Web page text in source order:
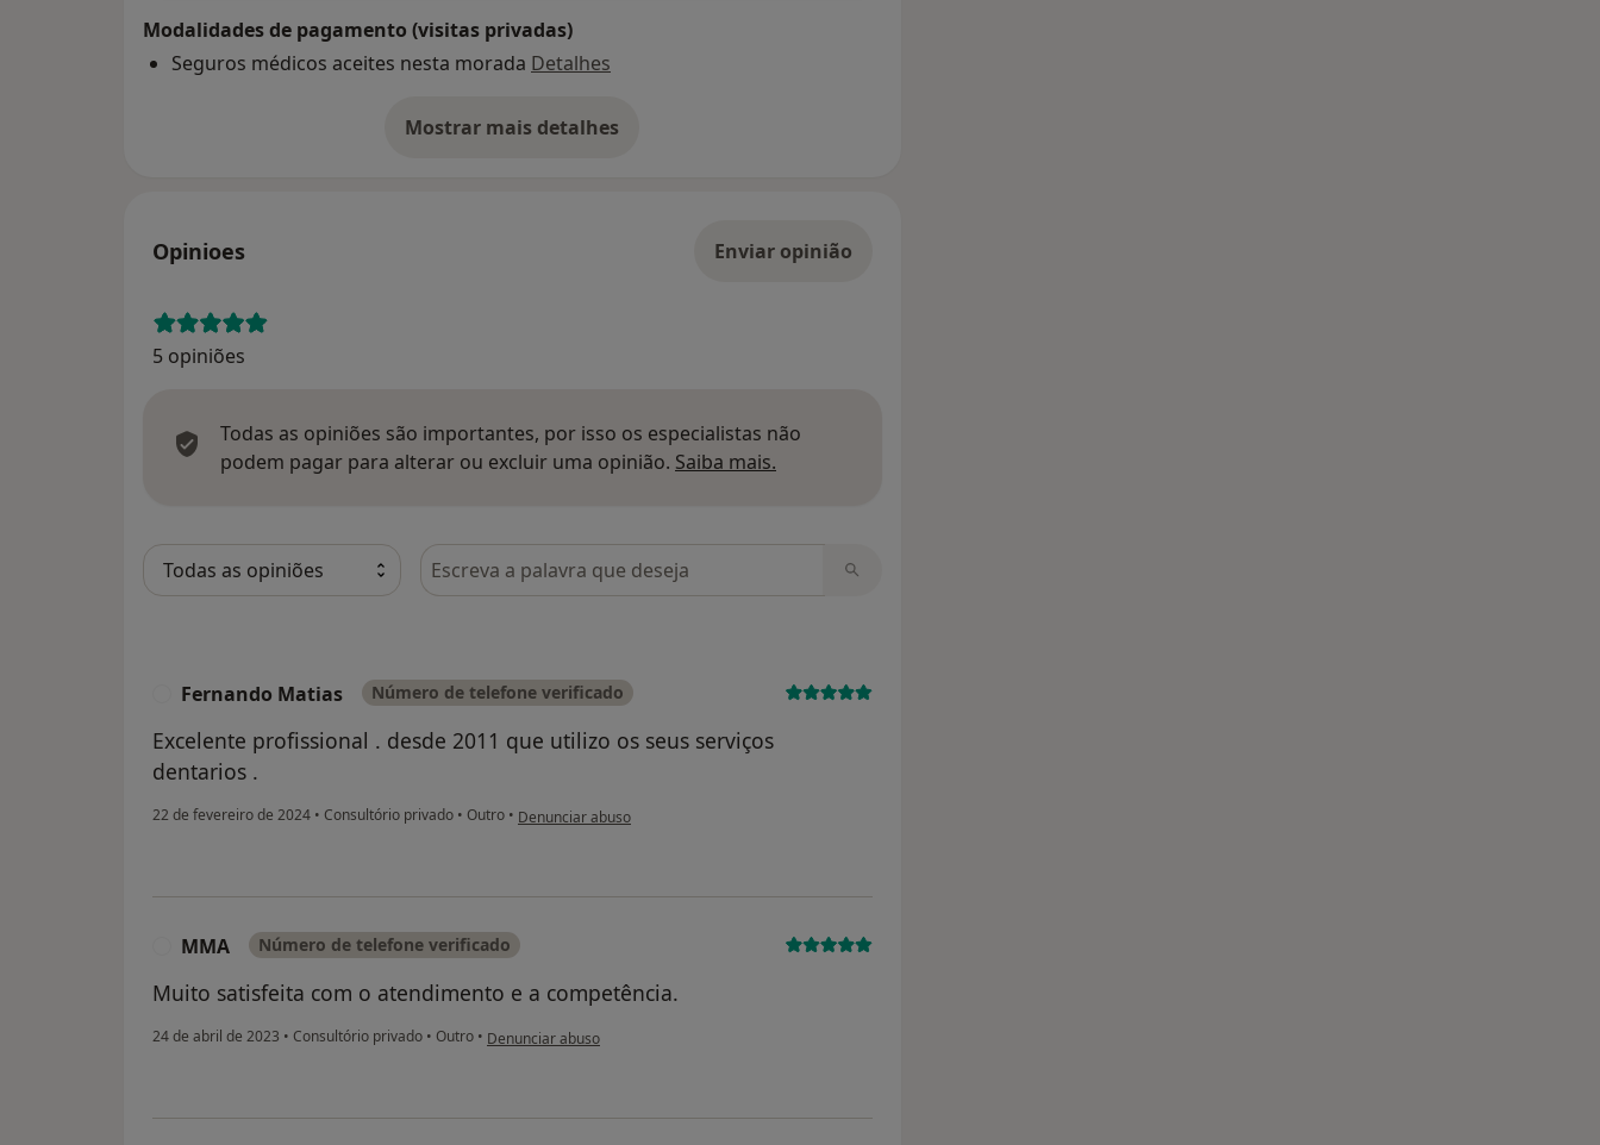
Modalidades de pagamento (visitas privadas)
Seguros médicos aceites nesta morada Detalhes
Mostrar mais detalhes
sobre o endereço
Opinioes Enviar opinião
5 opiniões
Todas as opiniões são importantes, por isso os especialistas não
podem pagar para alterar ou excluir uma opinião. Saiba mais.
Pesquisar em opiniões
Fernando Matias Número de telefone verificado
Excelente profissional . desde 2011 que utilizo os seus serviços
dentarios .
22 de fevereiro de 2024 • Consultório privado • Outro • na opinião do utilizador Fernando Matias
Denunciar abuso
MMA Número de telefone verificado
Muito satisfeita com o atendimento e a competência.
24 de abril de 2023 • Consultório privado • Outro • na opinião do utilizador MMA
Denunciar abuso